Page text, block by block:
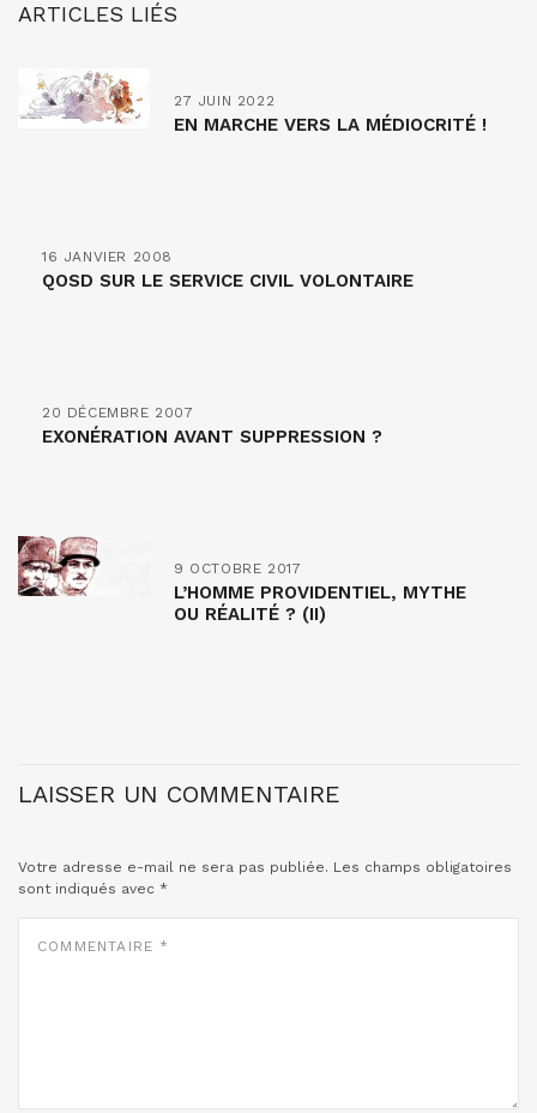
ARTICLES LIÉS
27 JUIN 2022
EN MARCHE VERS LA MÉDIOCRITÉ !
16 JANVIER 2008
QOSD SUR LE SERVICE CIVIL VOLONTAIRE
20 DÉCEMBRE 2007
EXONÉRATION AVANT SUPPRESSION ?
9 OCTOBRE 2017
L’HOMME PROVIDENTIEL, MYTHE
OU RÉALITÉ ? (II)
LAISSER UN COMMENTAIRE
Votre adresse e-mail ne sera pas publiée. Les champs obligatoires
sont indiqués avec *